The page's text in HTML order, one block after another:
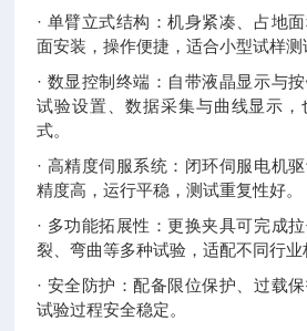
· 单臂立式结构：机身紧凑、占地
面安装，操作便捷，适合小型试样测
· 数显控制终端：自带液晶显示与按
试验设置、数据采集与曲线显示
式。
· 高精度伺服系统：闭环伺服电机
精度高，运行平稳，测试重复性好。
· 多功能拓展性：更换夹具可完成
裂、弯曲等多种试验，适配不同行业
· 安全防护：配备限位保护、过载
试验过程安全稳定。